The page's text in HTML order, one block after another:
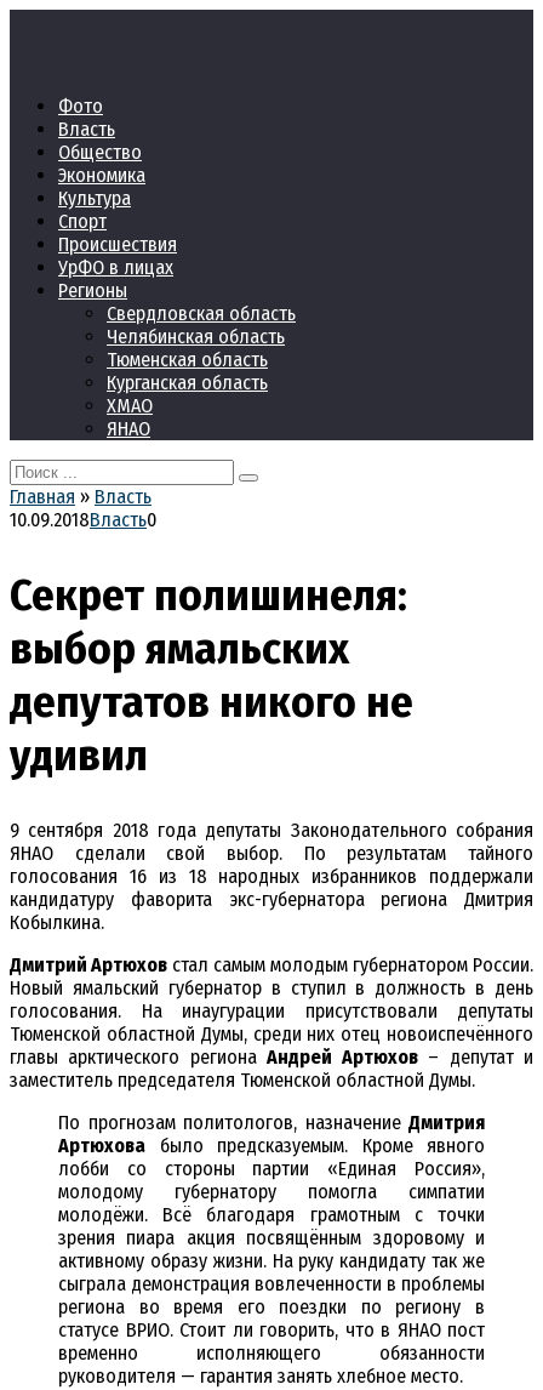
Фото
Власть
Общество
Экономика
Культура
Спорт
Происшествия
УрФО в лицах
Регионы
Свердловская область
Челябинская область
Тюменская область
Курганская область
ХМАО
ЯНАО
Search
for:
Главная » Власть
10.09.2018Власть0
Секрет полишинеля:
выбор ямальских
депутатов никого не
удивил
9 сентября 2018 года депутаты Законодательного собрания
ЯНАО сделали свой выбор. По результатам тайного
голосования 16 из 18 народных избранников поддержали
кандидатуру фаворита экс-губернатора региона Дмитрия
Кобылкина.
Дмитрий Артюхов стал самым молодым губернатором России.
Новый ямальский губернатор в ступил в должность в день
голосования. На инаугурации присутствовали депутаты
Тюменской областной Думы, среди них отец новоиспечённого
главы арктического регионаАндрей Артюхов– депутат и
заместитель председателя Тюменской областной Думы.
По прогнозам политологов, назначение Дмитрия
Артюхова было предсказуемым. Кроме явного
лобби со стороны партии «Единая Россия»,
молодому губернатору помогла симпатии
молодёжи. Всё благодаря грамотным с точки
зрения пиара акция посвящённым здоровому и
активному образу жизни. На руку кандидату так же
сыграла демонстрация вовлеченности в проблемы
региона во время его поездки по региону в
статусе ВРИО. Стоит ли говорить, что в ЯНАО пост
временно исполняющего обязанности
руководителя — гарантия занять хлебное место.